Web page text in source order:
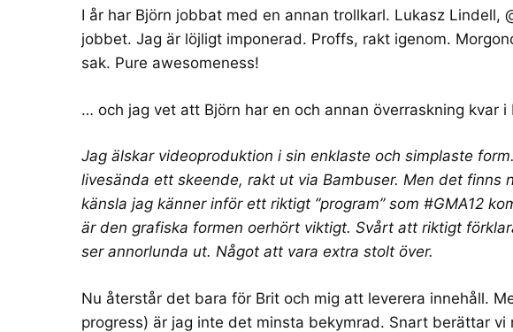
I år har Björn jobbat med en annan trollkarl. Lukasz Lindell,
jobbet. Jag är löjligt imponerad. Proffs, rakt igenom.
sak. Pure awesomeness!
… och jag vet att Björn har en och annan överraskning kvar i
Jag älskar videoproduktion i sin enklaste och simplaste
livesända ett skeende, rakt ut via Bambuser. Men det finns
känsla jag känner inför ett riktigt ”program” som #GMA12
är den grafiska formen oerhört viktigt. Svårt att riktigt
ser annorlunda ut. Något att vara extra stolt över.
Nu återstår det bara för Brit och mig att leverera innehåll.
progress) är jag inte det minsta bekymrad. Snart berättar